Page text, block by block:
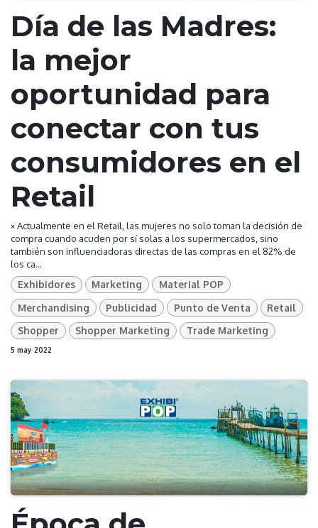
Día de las Madres:
la mejor
oportunidad para
conectar con tus
consumidores en el
Retail
× Actualmente en el Retail, las mujeres no solo toman la decisión de
compra cuando acuden por sí solas a los supermercados, sino
también son influenciadoras directas de las compras en el 82% de
los ca...
Exhibidores Marketing
Material POP
Merchandising
Publicidad Punto de Venta
Retail
Shopper
Shopper Marketing Trade Marketing
5 may 2022